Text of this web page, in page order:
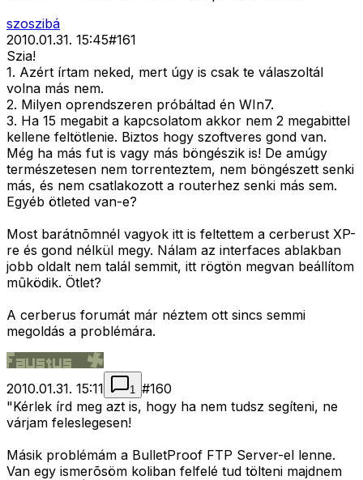
szoszibá
2010.01.31. 15:45#161
Szia!
1. Azért írtam neked, mert úgy is csak te válaszoltál
volna más nem.
2. Milyen oprendszeren próbáltad én WIn7.
3. Ha 15 megabit a kapcsolatom akkor nem 2 megabittel
kellene feltötlenie. Biztos hogy szoftveres gond van.
Még ha más fut is vagy más böngészik is! De amúgy
természetesen nem torrenteztem, nem böngészett senki
más, és nem csatlakozott a routerhez senki más sem.
Egyéb ötleted van-e?
Most barátnõmnél vagyok itt is feltettem a cerberust XP-
re és gond nélkül megy. Nálam az interfaces ablakban
jobb oldalt nem talál semmit, itt rögtön megvan beállítom
mûködik. Ötlet?
A cerberus forumát már néztem ott sincs semmi
megoldás a problémára.
2010.01.31. 15:11 1 #160
"Kérlek írd meg azt is, hogy ha nem tudsz segíteni, ne
várjam feleslegesen!
Másik problémám a BulletProof FTP Server-el lenne.
Van egy ismerõsöm koliban felfelé tud tölteni majdnem